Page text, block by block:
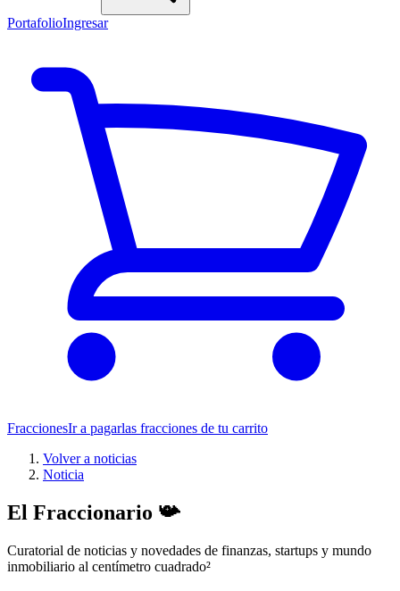
PortafolioIngresar
FraccionesIr a pagarlas fracciones de tu carrito
Volver a noticias
Noticia
El Fraccionario 📯
Curatorial de noticias y novedades de finanzas, startups y mundo
inmobiliario al centímetro cuadrado²